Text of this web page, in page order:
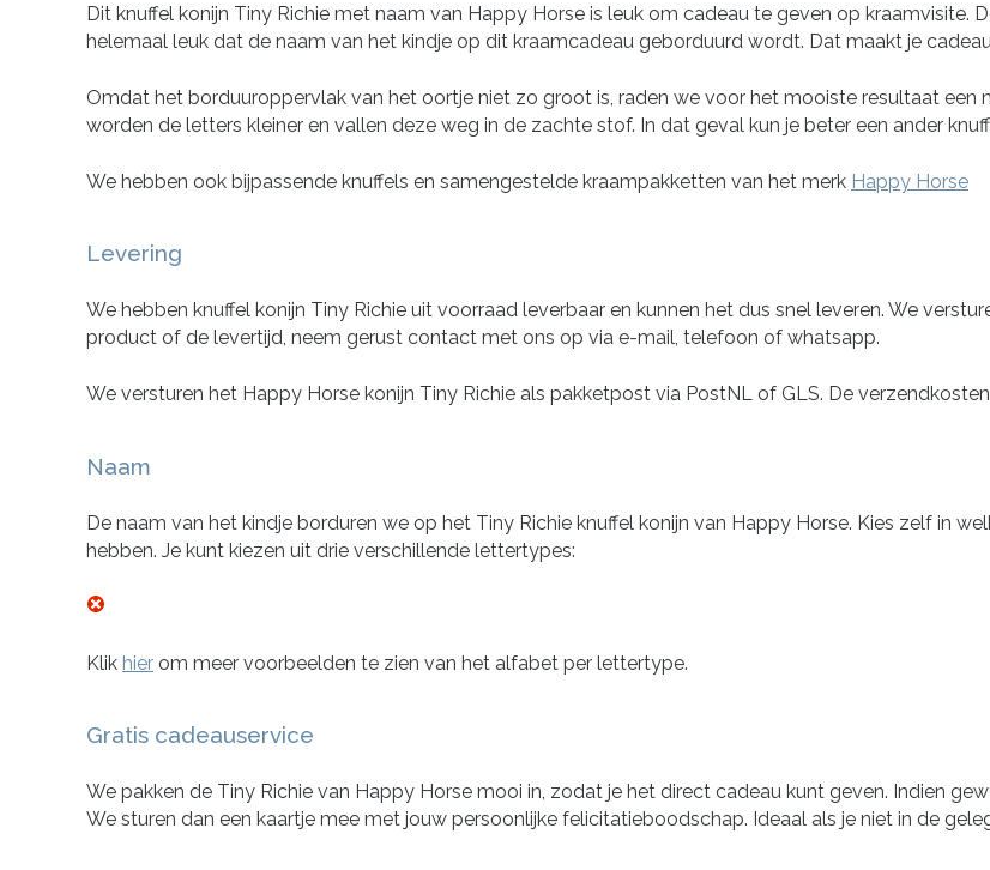
Dit knuffel konijn Tiny Richie met naam van Happy Horse is leuk om cadeau te geven op kraamvisite.
helemaal leuk dat de naam van het kindje op dit kraamcadeau geborduurd wordt. Dat maakt je
Omdat het borduuroppervlak van het oortje niet zo groot is, raden we voor het mooiste resultaat een
worden de letters kleiner en vallen deze weg in de zachte stof. In dat geval kun je beter een ander
We hebben ook bijpassende knuffels en samengestelde kraampakketten van het merk Happy Horse
Levering
We hebben knuffel konijn Tiny Richie uit voorraad leverbaar en kunnen het dus snel leveren. We
product of de levertijd, neem gerust contact met ons op via e-mail, telefoon of whatsapp.
We versturen het Happy Horse konijn Tiny Richie als pakketpost via PostNL of GLS. De
Naam
De naam van het kindje borduren we op het Tiny Richie knuffel konijn van Happy Horse. Kies zelf in
hebben. Je kunt kiezen uit drie verschillende lettertypes:
Klik hier om meer voorbeelden te zien van het alfabet per lettertype.
Gratis cadeauservice
We pakken de Tiny Richie van Happy Horse mooi in, zodat je het direct cadeau kunt geven. Indien
We sturen dan een kaartje mee met jouw persoonlijke felicitatieboodschap. Ideaal als je niet in de